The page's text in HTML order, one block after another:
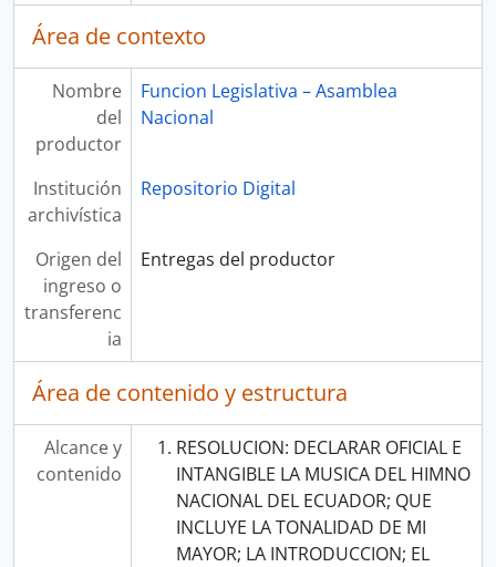
Área de contexto
Nombre
del
productor
Funcion Legislativa – Asamblea
Nacional
Institución
archivística
Repositorio Digital
Origen del
ingreso o
transferenc
ia
Entregas del productor
Área de contenido y estructura
Alcance y
contenido
RESOLUCION: DECLARAR OFICIAL E
INTANGIBLE LA MUSICA DEL HIMNO
NACIONAL DEL ECUADOR; QUE
INCLUYE LA TONALIDAD DE MI
MAYOR; LA INTRODUCCION; EL